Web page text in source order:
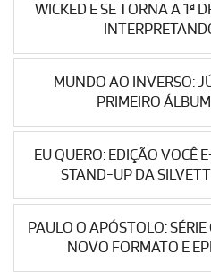
WICKED E SE TORNA A 1ª
MUNDO AO INVERSO:
PRIMEIRO
EU QUERO: EDIÇÃO VOCÊ
STAND-UP DA
PAULO O APÓSTOLO:
NOVO FORMATO E